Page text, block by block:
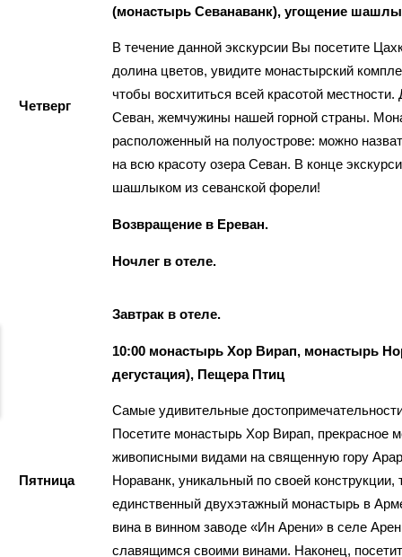
Четверг
(монастырь Севанаванк), угощение
В течение данной экскурсии Вы посетите
долина цветов, увидите монастырский
чтобы восхититься всей красотой
Севан, жемчужины нашей горной страны.
расположенный на полуострове: можно
на всю красоту озера Севан. В конце
шашлыком из севанской форели!
Возвращение в Ереван.
Ночлег в отеле.
Пятница
Завтрак в отеле.
10:00 монастырь Хор Вирап, монастырь
дегустация), Пещера Птиц
Самые удивительные
Посетите монастырь Хор Вирап, прекрасное
живописными видами на священную гору
Нораванк, уникальный по своей
единственный двухэтажный монастырь в
вина в винном заводе «Ин Арени» в селе
славящимся своими винами. Наконец,